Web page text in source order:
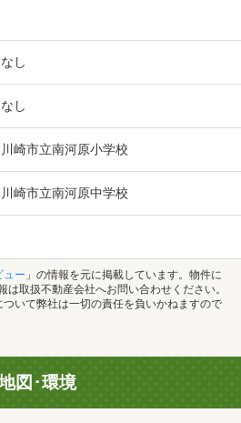
なし
なし
川崎市立南河原小学校
川崎市立南河原中学校
ュー 」の情報を元に掲載しています。物件に
は取扱不動産会社へお問い合わせください。
いて弊社は一切の責任を負いかねますので
図･環境